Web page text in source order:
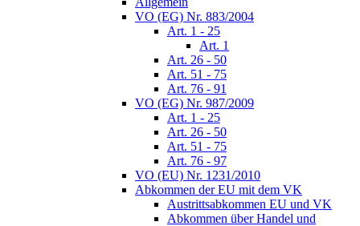
VO (EG) Nr. 883/2004
Art. 1 - 25
Art. 1
Art. 26 - 50
Art. 51 - 75
Art. 76 - 91
VO (EG) Nr. 987/2009
Art. 1 - 25
Art. 26 - 50
Art. 51 - 75
Art. 76 - 97
VO (EU) Nr. 1231/2010
Abkommen der EU mit dem VK
Austrittsabkommen EU und VK
Abkommen über Handel und